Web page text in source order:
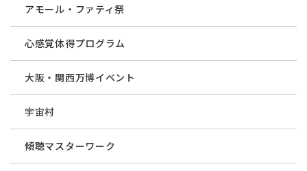
アモール・ファティ祭
心感覚体得プログラム
大阪・関西万博イベント
宇宙村
傾聴マスターワーク